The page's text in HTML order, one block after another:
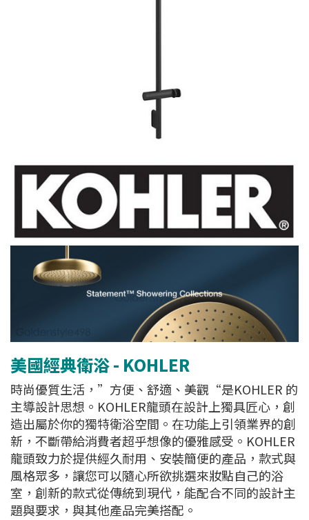
美國經典衛浴 - KOHLER
時尚優質生活，”方便、舒適、美觀“是KOHLER 的
主導設計思想。KOHLER龍頭在設計上獨具匠心，創
造出屬於你的獨特衛浴空間。在功能上引領業界的創
新，不斷帶給消費者超乎想像的優雅感受。KOHLER
龍頭致力於提供經久耐用、安裝簡便的產品，款式與
風格眾多，讓您可以隨心所欲挑選來妝點自己的浴
室，創新的款式從傳統到現代，能配合不同的設計主
題與要求，與其他產品完美搭配。